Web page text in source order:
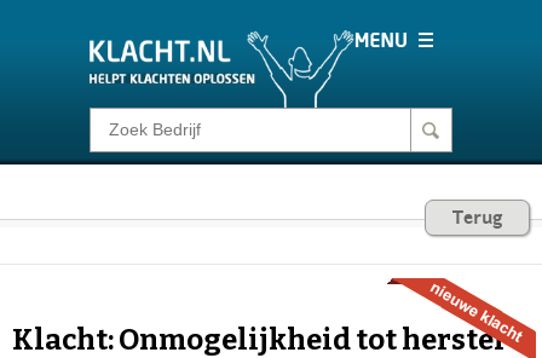
Klacht melden
Consumentenrecht Terug
Klacht: Onmogelijkheid tot herstel